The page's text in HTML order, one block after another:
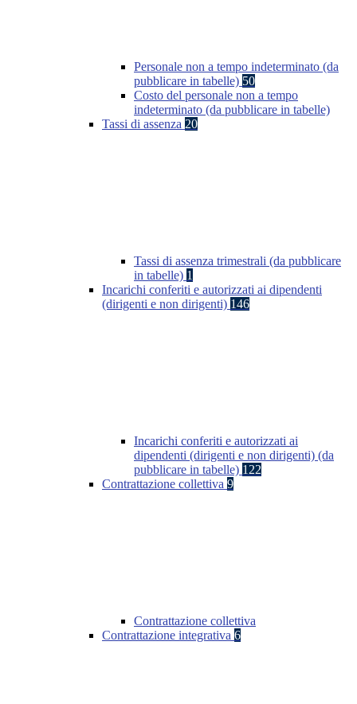
Personale non a tempo indeterminato (da
pubblicare in tabelle) 50
Costo del personale non a tempo
indeterminato (da pubblicare in tabelle)
Tassi di assenza 20
Tassi di assenza trimestrali (da pubblicare
in tabelle) 1
Incarichi conferiti e autorizzati ai dipendenti
(dirigenti e non dirigenti) 146
Incarichi conferiti e autorizzati ai
dipendenti (dirigenti e non dirigenti) (da
pubblicare in tabelle) 122
Contrattazione collettiva 9
Contrattazione collettiva
Contrattazione integrativa 6